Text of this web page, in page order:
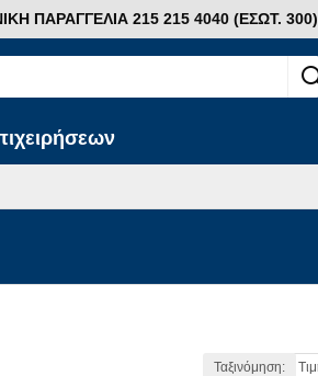
ΠΑΡΑΓΓΕΛΊΑ 215 215 4040 (ΕΣΩΤ. 300)
Ταξινόμηση: